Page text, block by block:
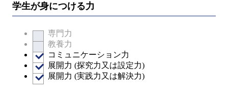
学生が身につける力
専門力
教養力
コミュニケーション力
展開力 (探究力又は設定力)
展開力 (実践力又は解決力)